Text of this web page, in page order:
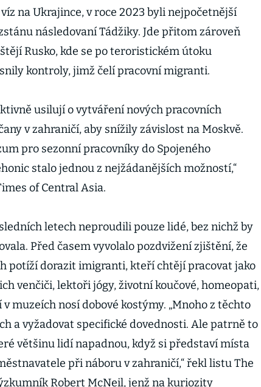
na Ukrajince, v roce 2023 byli nejpočetnější
následovaní Tádžiky. Jde přitom zároveň
Rusko, kde se po teroristickém útoku
kontroly, jimž čelí pracovní migranti.
usilují o vytváření nových pracovních
v zahraničí, aby snížily závislost na Moskvě.
pro sezonní pracovníky do Spojeného
stalo jednou z nejžádanějších možností,“
of Central Asia.
letech neproudili pouze lidé, bez nichž by
Před časem vyvolalo pozdvižení zjištění, že
potíží dorazit imigranti, kteří chtějí pracovat jako
venčiči, lektoři jógy, životní koučové, homeopati,
muzeích nosí dobové kostýmy. „Mnoho z těchto
a vyžadovat specifické dovednosti. Ale patrně to
většinu lidí napadnou, když si představí místa
při náboru v zahraničí,“ řekl listu The
Robert McNeil, jenž na kuriozity